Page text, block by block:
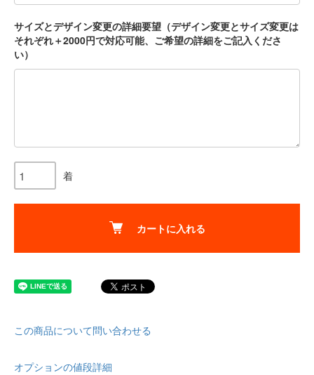
サイズとデザイン変更の詳細要望（デザイン変更とサイズ変更は
それぞれ＋2000円で対応可能、ご希望の詳細をご記入くださ
い）
着
カートに入れる
この商品について問い合わせる
オプションの値段詳細